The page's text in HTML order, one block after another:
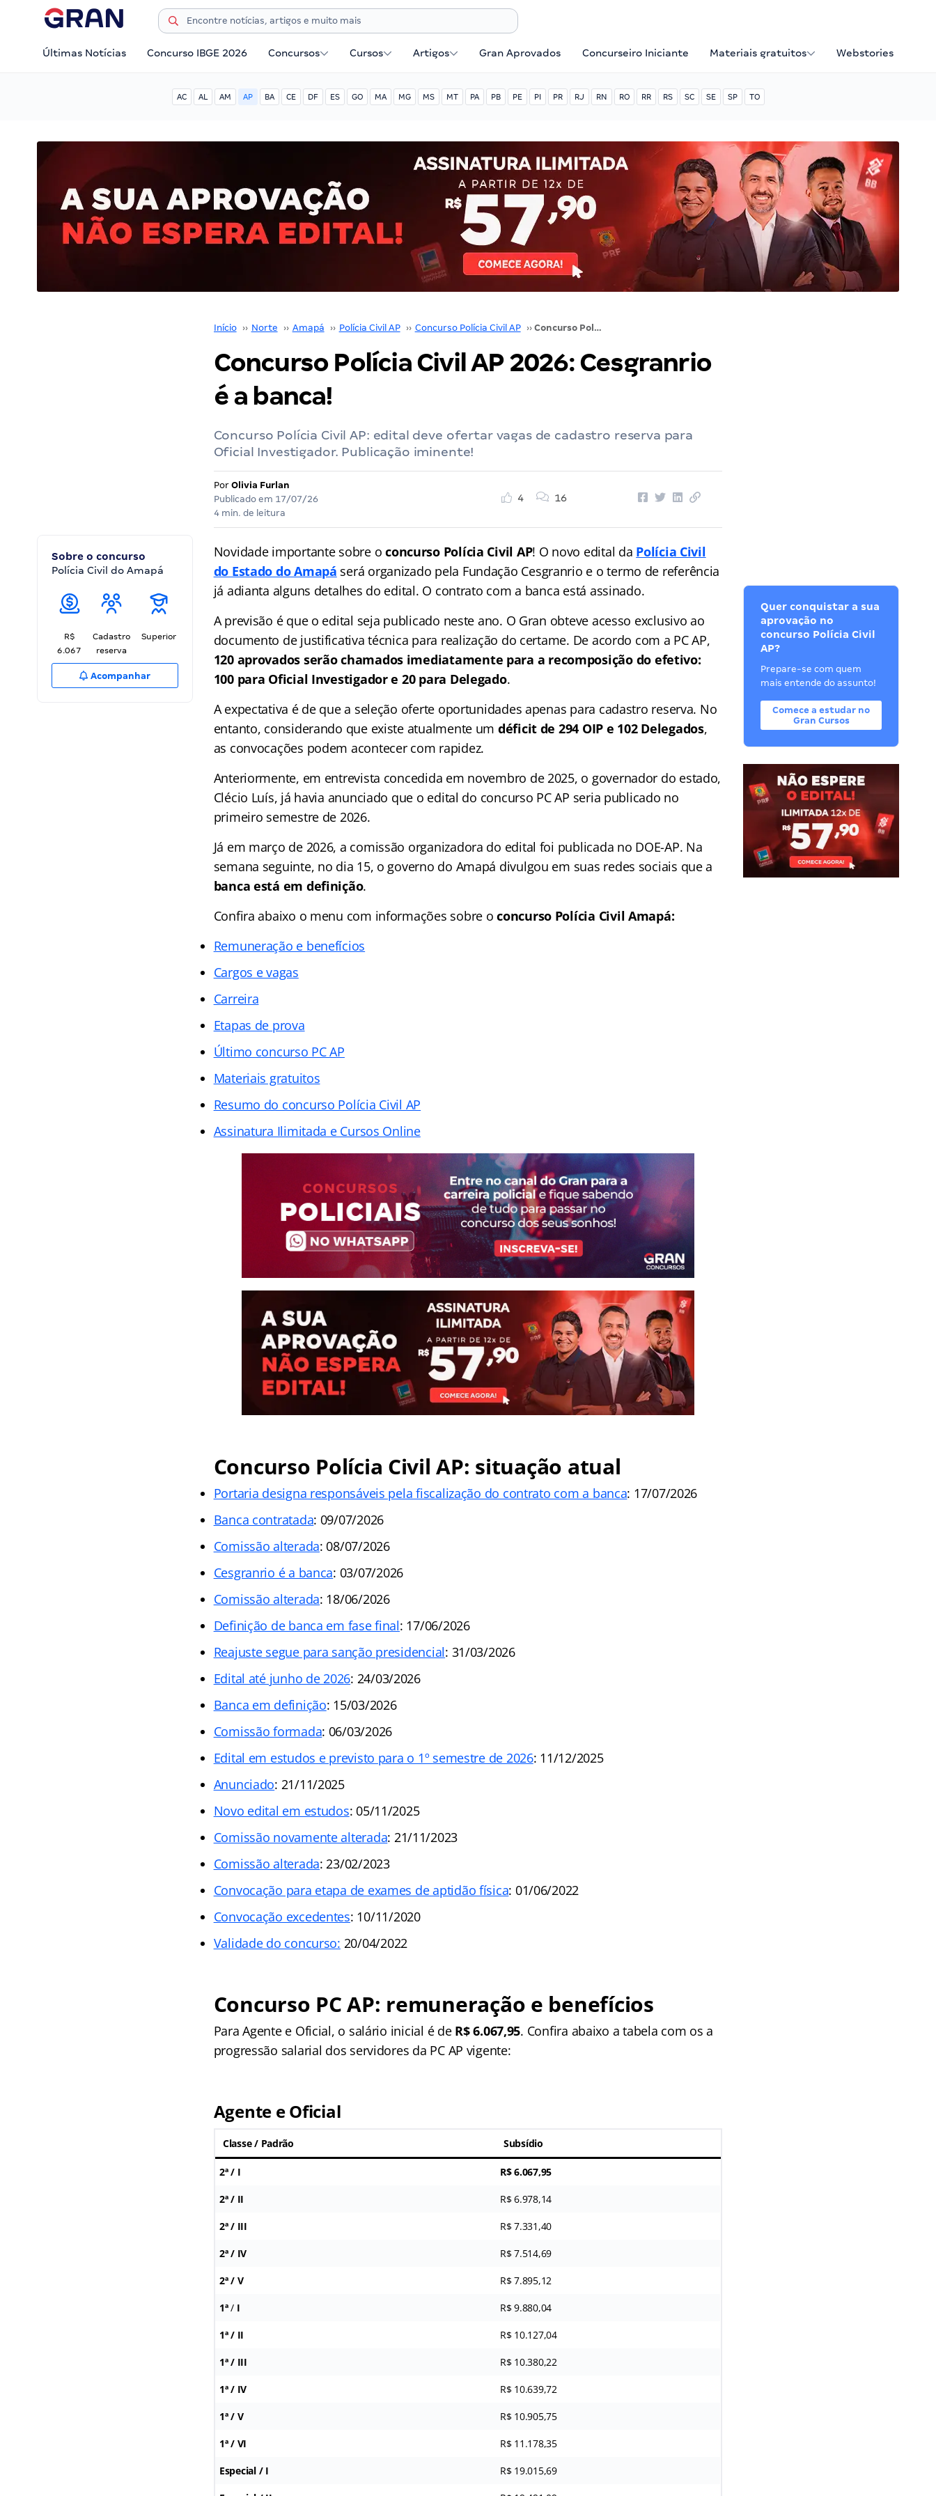
Últimas Notícias Concurso IBGE 2026 Concursos Cursos Artigos Gran Aprovados Concurseiro Iniciante Materiais gratuitos Webstories
AC AL AM AP BA CE DF ES GO MA MG MS MT PA PB PE PI PR RJ RN RO RR RS SC SE SP TO
Início ›› Norte ›› Amapá ›› Polícia Civil AP ›› Concurso Polícia Civil AP ›› Concurso Polícia Civil AP 2026: Cesgranrio é a banca!
Concurso Polícia Civil AP 2026: Cesgranrio
é a banca!
Concurso Polícia Civil AP: edital deve ofertar vagas de cadastro reserva para
Oficial Investigador. Publicação iminente!
Por Olivia Furlan
Publicado em 17/07/26
4 min. de leitura
4 16
Sobre o concurso
Polícia Civil do Amapá
R$
6.067
Cadastro
reserva
Superior
Acompanhar
Novidade importante sobre oconcurso Polícia Civil AP! O novo edital da Polícia Civil
do Estado do Amapá será organizado pela Fundação Cesgranrio e o termo de referência
já adianta alguns detalhes do edital. O contrato com a banca está assinado.
A previsão é que o edital seja publicado neste ano. O Gran obteve acesso exclusivo ao
documento de justificativa técnica para realização do certame. De acordo com a PC AP,
120 aprovados serão chamados imediatamente para a recomposição do efetivo:
100 para Oficial Investigador e 20 para Delegado.
A expectativa é de que a seleção oferte oportunidades apenas para cadastro reserva. No
entanto, considerando que existe atualmente um déficit de 294 OIP e 102 Delegados,
as convocações podem acontecer com rapidez.
Anteriormente, em entrevista concedida em novembro de 2025, o governador do estado,
Clécio Luís, já havia anunciado que o edital do concurso PC AP seria publicado no
primeiro semestre de 2026.
Já em março de 2026, a comissão organizadora do edital foi publicada no DOE-AP. Na
semana seguinte, no dia 15, o governo do Amapá divulgou em suas redes sociais que a
banca está em definição.
Confira abaixo o menu com informações sobre oconcurso Polícia Civil Amapá:
Remuneração e benefícios
Cargos e vagas
Carreira
Etapas de prova
Último concurso PC AP
Materiais gratuitos
Resumo do concurso Polícia Civil AP
Assinatura Ilimitada e Cursos Online
Concurso Polícia Civil AP: situação atual
Portaria designa responsáveis pela fiscalização do contrato com a banca: 17/07/2026
Banca contratada: 09/07/2026
Comissão alterada: 08/07/2026
Cesgranrio é a banca: 03/07/2026
Comissão alterada: 18/06/2026
Definição de banca em fase final: 17/06/2026
Reajuste segue para sanção presidencial: 31/03/2026
Edital até junho de 2026: 24/03/2026
Banca em definição: 15/03/2026
Comissão formada: 06/03/2026
Edital em estudos e previsto para o 1º semestre de 2026: 11/12/2025
Anunciado: 21/11/2025
Novo edital em estudos: 05/11/2025
Comissão novamente alterada: 21/11/2023
Comissão alterada: 23/02/2023
Convocação para etapa de exames de aptidão física: 01/06/2022
Convocação excedentes: 10/11/2020
Validade do concurso: 20/04/2022
Concurso PC AP: remuneração e benefícios
Para Agente e Oficial, o salário inicial é de R$ 6.067,95. Confira abaixo a tabela com os a
progressão salarial dos servidores da PC AP vigente:
Agente e Oficial
Classe / Padrão Subsídio
2ª/I R$ 6.067,95
2ª/ II R$ 6.978,14
2ª/ III R$ 7.331,40
2ª/IV R$ 7.514,69
2ª/V R$ 7.895,12
1ª/I R$ 9.880,04
1ª/ II R$ 10.127,04
1ª/ III R$ 10.380,22
1ª/ IV R$ 10.639,72
1ª/ V R$ 10.905,75
1ª/ VI R$ 11.178,35
Especial / I R$ 19.015,69
Quer conquistar a sua
aprovação no
concurso Polícia Civil
AP?
Prepare-se com quem
mais entende do assunto!
Comece a estudar no
Gran Cursos